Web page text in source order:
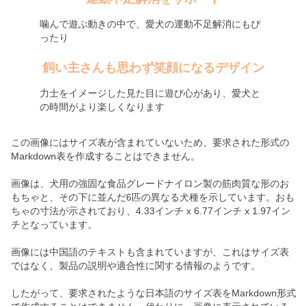
噛んで遊ぶ動きの中で、愛犬の運動不足解消にもぴ
ったり
飼い主さんも思わず笑顔になるデザイン
力士をイメージした見た目に遊び心があり、愛犬と
の時間がより楽しくなります
この画像にはサイズ表が含まれていないため、要求された形式の
Markdown表を作成することはできません。
画像は、犬用の強固な食品グレードナイロン製の筋肉質な形のお
もちゃと、その下に並んだ6匹の異なる犬種を示しています。おも
ちゃの寸法が示されており、4.33インチ x 6.77インチ x 1.97イン
チとなっています。
画像には中国語のテキストも含まれていますが、これはサイズ表
ではなく、製品の説明や適合性に関する情報のようです。
したがって、要求されたような日本語のサイズ表をMarkdown形式